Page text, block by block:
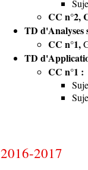
CC n°2,
TD d'Analyses
CC n°1,
TD
CC n°1 :
2016-2017